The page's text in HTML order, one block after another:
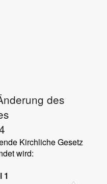
des
Kirchliche Gesetz
wird:
1